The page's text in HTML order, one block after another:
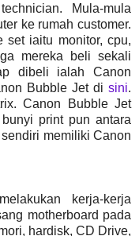
Mula-mula
ke rumah customer.
set iaitu monitor, cpu,
mereka beli sekali
dibeli ialah Canon
Bubble Jet di sini.
Canon Bubble Jet
print pun antara
memiliki Canon
kerja-kerja
motherboard pada
hardisk, CD Drive,